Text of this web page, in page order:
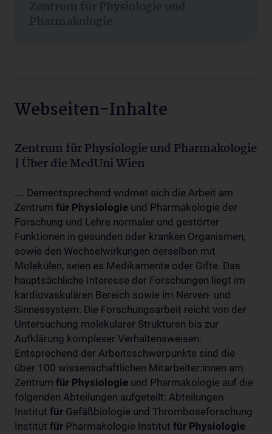
Zentrum für Physiologie und
Pharmakologie
Webseiten-Inhalte
Zentrum für Physiologie und Pharmakologie
| Über die MedUni Wien
.... Dementsprechend widmet sich die Arbeit am
Zentrum für Physiologie und Pharmakologie der
Forschung und Lehre normaler und gestörter
Funktionen in gesunden oder kranken Organismen,
sowie den Wechselwirkungen derselben mit
Molekülen, seien es Medikamente oder Gifte. Das
hauptsächliche Interesse der Forschungen liegt im
kardiovaskulären Bereich sowie im Nerven- und
Sinnessystem. Die Forschungsarbeit reicht von der
Untersuchung molekularer Strukturen bis zur
Aufklärung komplexer Verhaltensweisen.
Entsprechend der Arbeitsschwerpunkte sind die
über 100 wissenschaftlichen Mitarbeiter:innen am
Zentrum für Physiologie und Pharmakologie auf die
folgenden Abteilungen aufgeteilt: Abteilungen
Institut für Gefäßbiologie und Thromboseforschung
Institut für Pharmakologie Institut für Physiologie